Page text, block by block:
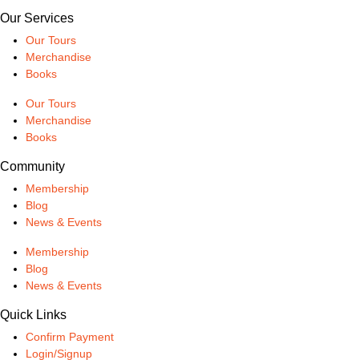
Our Services
Our Tours
Merchandise
Books
Our Tours
Merchandise
Books
Community
Membership
Blog
News & Events
Membership
Blog
News & Events
Quick Links
Confirm Payment
Login/Signup